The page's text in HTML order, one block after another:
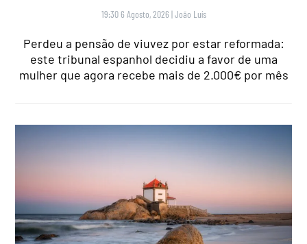
19:30 6 Agosto, 2026 |João Luís
Perdeu a pensão de viuvez por estar reformada:
este tribunal espanhol decidiu a favor de uma
mulher que agora recebe mais de 2.000€ por mês